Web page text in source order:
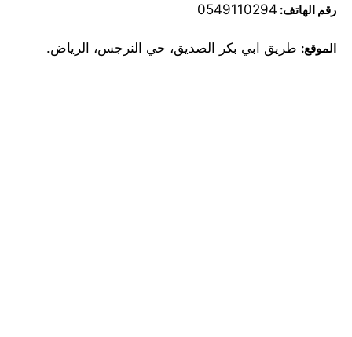
رقم الهاتف: 0549110294
الموقع: طريق ابي بكر الصديق، حي النرجس، الرياض.